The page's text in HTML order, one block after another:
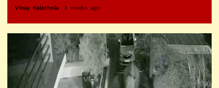
Vinay Kainthola 3 weeks ago